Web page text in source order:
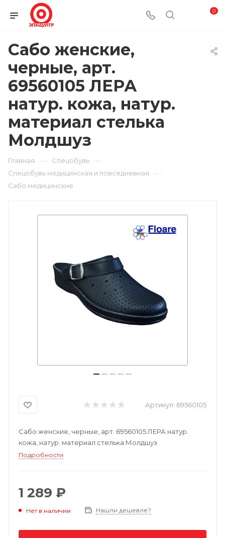
0
Сабо женские,
черные, арт.
69560105 ЛЕРА
натур. кожа, натур.
материал стелька
Молдшуз
Главная — Спецобувь —
Спецобувь медицинская и повседневная —
Сабо медицинские
Артикул: 69560105
Сабо женские, черные, арт. 69560105 ЛЕРА натур.
кожа, натур. материал стелька Молдшуз
Подробности
1 289 ₽
Нет в наличии Нашли дешевле?